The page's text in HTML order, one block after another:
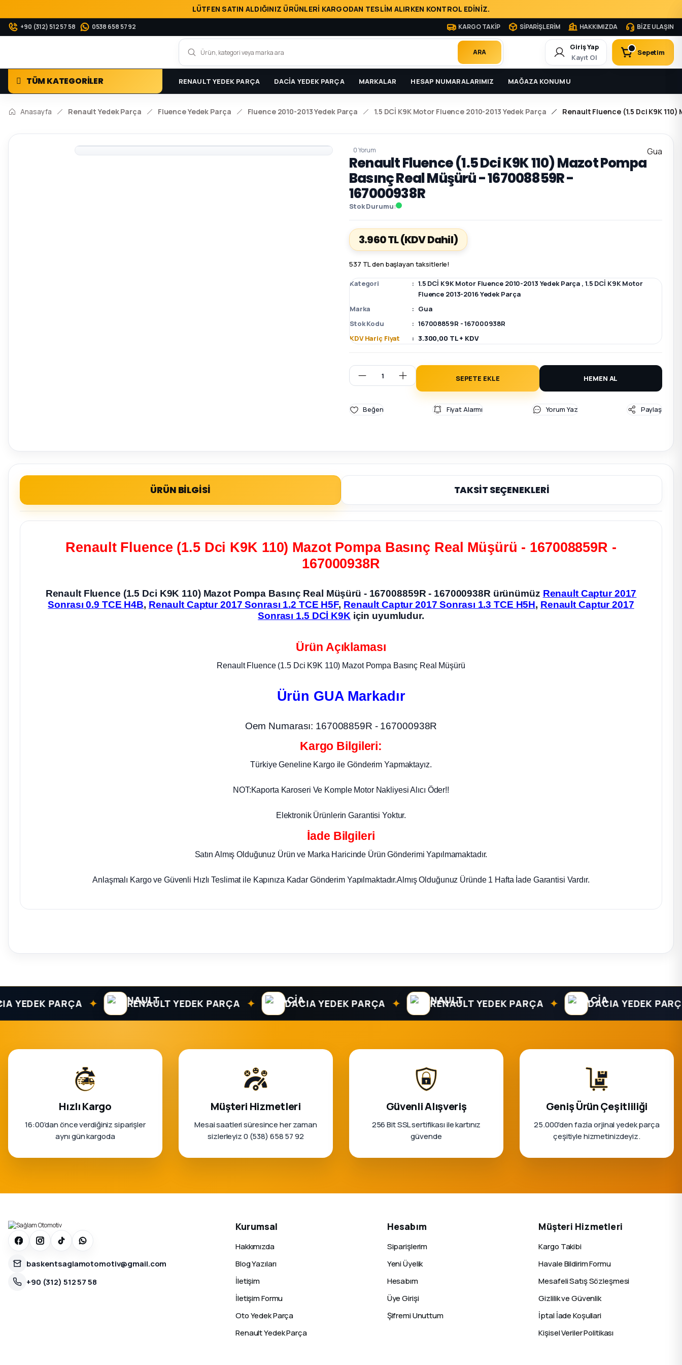
LÜTFEN SATIN ALDIĞINIZ ÜRÜNLERİ KARGODAN TESLİM ALIRKEN KONTROL EDİNİZ.
+90 (312) 512 57 58 0538 658 57 92 KARGO TAKİP SİPARİŞLERİM HAKKIMIZDA BİZE ULAŞIN
ARA
Giriş Yap
Kayıt Ol
Sepetim
TÜM KATEGORİLER RENAULT YEDEK PARÇA DACİA YEDEK PARÇA MARKALAR HESAP NUMARALARIMIZ MAĞAZA KONUMU
Anasayfa Renault Yedek Parça Fluence Yedek Parça Fluence 2010-2013 Yedek Parça 1.5 DCİ K9K Motor Fluence 2010-2013 Yedek Parça Renault Fluence (1.5 Dci K9K
0 Yorum
Renault Fluence (1.5 Dci K9K 110) Mazot Pompa
Basınç Real Müşürü - 167008859R -
167000938R
Stok Durumu
Gua
3.960 TL(KDV Dahil)
537 TL den başlayan taksitlerle!
Kategori 1.5 DCİ K9K Motor Fluence 2010-2013 Yedek Parça , 1.5 DCİ K9K Motor
Fluence 2013-2016 Yedek Parça
Marka
Gua
Stok Kodu
167008859R - 167000938R
KDV Hariç Fiyat
3.300,00 TL + KDV
SEPETE EKLE HEMEN AL
Fiyat Alarmı Yorum Yaz Paylaş
ÜRÜN BİLGİSİ TAKSİT SEÇENEKLERİ
Renault Fluence (1.5 Dci K9K 110) Mazot Pompa Basınç Real Müşürü - 167008859R -
167000938R
Renault Fluence (1.5 Dci K9K 110) Mazot Pompa Basınç Real Müşürü - 167008859R - 167000938R ürünümüz Renault Captur 2017
Sonrası 0.9 TCE H4B, Renault Captur 2017 Sonrası 1.2 TCE H5F, Renault Captur 2017 Sonrası 1.3 TCE H5H, Renault Captur 2017
Sonrası 1.5 DCİ K9K için uyumludur.
Ürün Açıklaması
Renault Fluence (1.5 Dci K9K 110) Mazot Pompa Basınç Real Müşürü
Ürün GUA Markadır
Oem Numarası: 167008859R - 167000938R
Kargo Bilgileri:
Türkiye Geneline Kargo ile Gönderim Yapmaktayız.
NOT:Kaporta Karoseri Ve Komple Motor Nakliyesi Alıcı Öder!!
Elektronik Ürünlerin Garantisi Yoktur.
İade Bilgileri
Satın Almış Olduğunuz Ürün ve Marka Haricinde Ürün Gönderimi Yapılmamaktadır.
Anlaşmalı Kargo ve Güvenli Hızlı Teslimat ile Kapınıza Kadar Gönderim Yapılmaktadır.Almış Olduğunuz Üründe 1 Hafta İade Garantisi Vardır.
PARÇA ✦ RENAULT YEDEK PARÇA ✦ DACIA YEDEK PARÇA ✦ RENAULT YEDEK PARÇA ✦ DACIA YEDEK PARÇA ✦
Hızlı Kargo
16:00’dan önce verdiğiniz siparişler
aynı gün kargoda
Müşteri Hizmetleri
Mesai saatleri süresince her zaman
sizlerleyiz 0 (538) 658 57 92
Güvenli Alışveriş
256 Bit SSL sertifikası ile kartınız
güvende
Geniş Ürün Çeşitliliği
25.000'den fazla orjinal yedek parça
çeşitiyle hizmetinizdeyiz.
baskentsaglamotomotiv@gmail.com
+90 (312) 512 57 58
Kurumsal
Hakkımızda
Blog Yazıları
İletişim
İletişim Formu
Oto Yedek Parça
Renault Yedek Parça
Hesabım
Siparişlerim
Yeni Üyelik
Hesabım
Üye Girişi
Şifremi Unuttum
Müşteri Hizmetleri
Kargo Takibi
Havale Bildirim Formu
Mesafeli Satış Sözleşmesi
Gizlilik ve Güvenlik
İptal İade Koşullari
Kişisel Veriler Politikası